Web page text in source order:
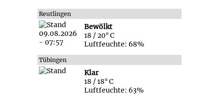
Reutlingen
Bewölkt
18 / 20° C
Luftfeuchte: 68%
Tübingen
Klar
18 / 18° C
Luftfeuchte: 63%